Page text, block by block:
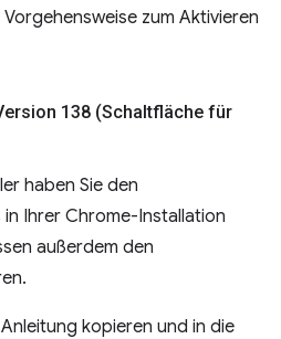
zum Aktivieren
138 (Schaltfläche für
haben Sie den
Ihrer Chrome-Installation
außerdem den
kopieren und in die